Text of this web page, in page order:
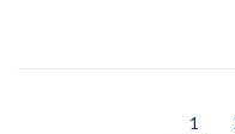
1